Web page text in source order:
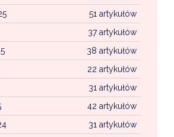
51 artykułów
37 artykułów
38 artykułów
22 artykułów
31 artykułów
42 artykułów
31 artykułów